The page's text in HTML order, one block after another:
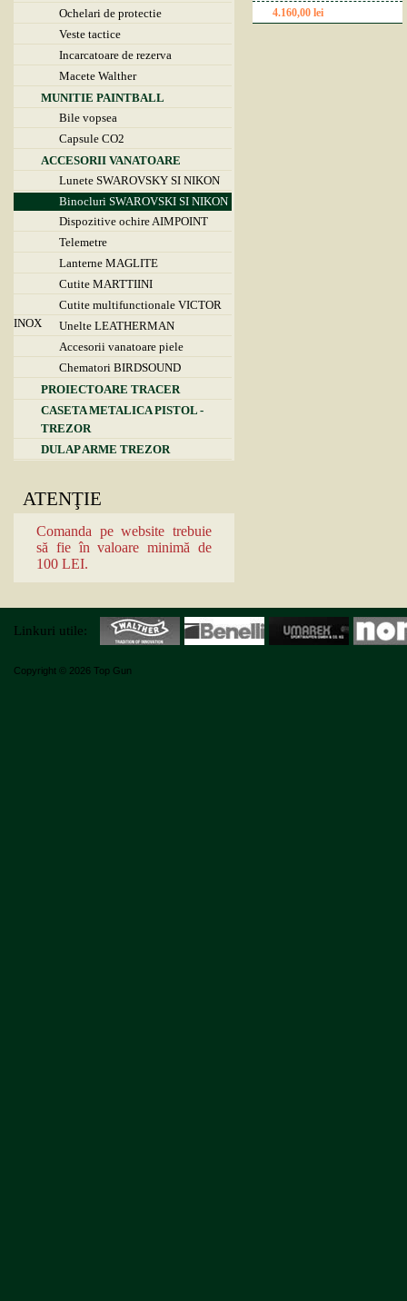
Ochelari de protectie
Veste tactice
Incarcatoare de rezerva
Macete Walther
MUNITIE PAINTBALL
Bile vopsea
Capsule CO2
ACCESORII VANATOARE
Lunete SWAROVSKY SI NIKON
Binocluri SWAROVSKI SI NIKON
Dispozitive ochire AIMPOINT
Telemetre
Lanterne MAGLITE
Cutite MARTTIINI
Cutite multifunctionale VICTOR
INOX
Unelte LEATHERMAN
Accesorii vanatoare piele
Chematori BIRDSOUND
PROIECTOARE TRACER
CASETA METALICA PISTOL -
TREZOR
DULAP ARME TREZOR
ATENŢIE
Comanda pe website trebuie
să fie în valoare minimă de
100 LEI.
4.160,00 lei
Linkuri utile:
Copyright © 2026 Top Gun